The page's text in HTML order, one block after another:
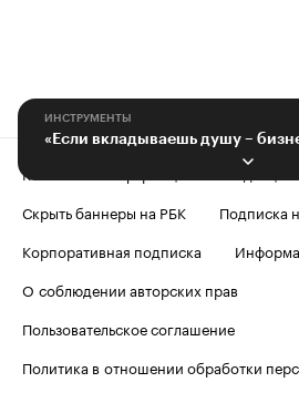
ИНСТРУМЕНТЫ
Контактная информация
Скрыть баннеры на РБК
Подписка
Корпоративная подписка
О соблюдении авторских прав
Пользовательское соглашение
Политика в отношении обработки